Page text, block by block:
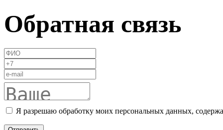
Обратная связь
Я разрешаю обработку моих персональных данных,